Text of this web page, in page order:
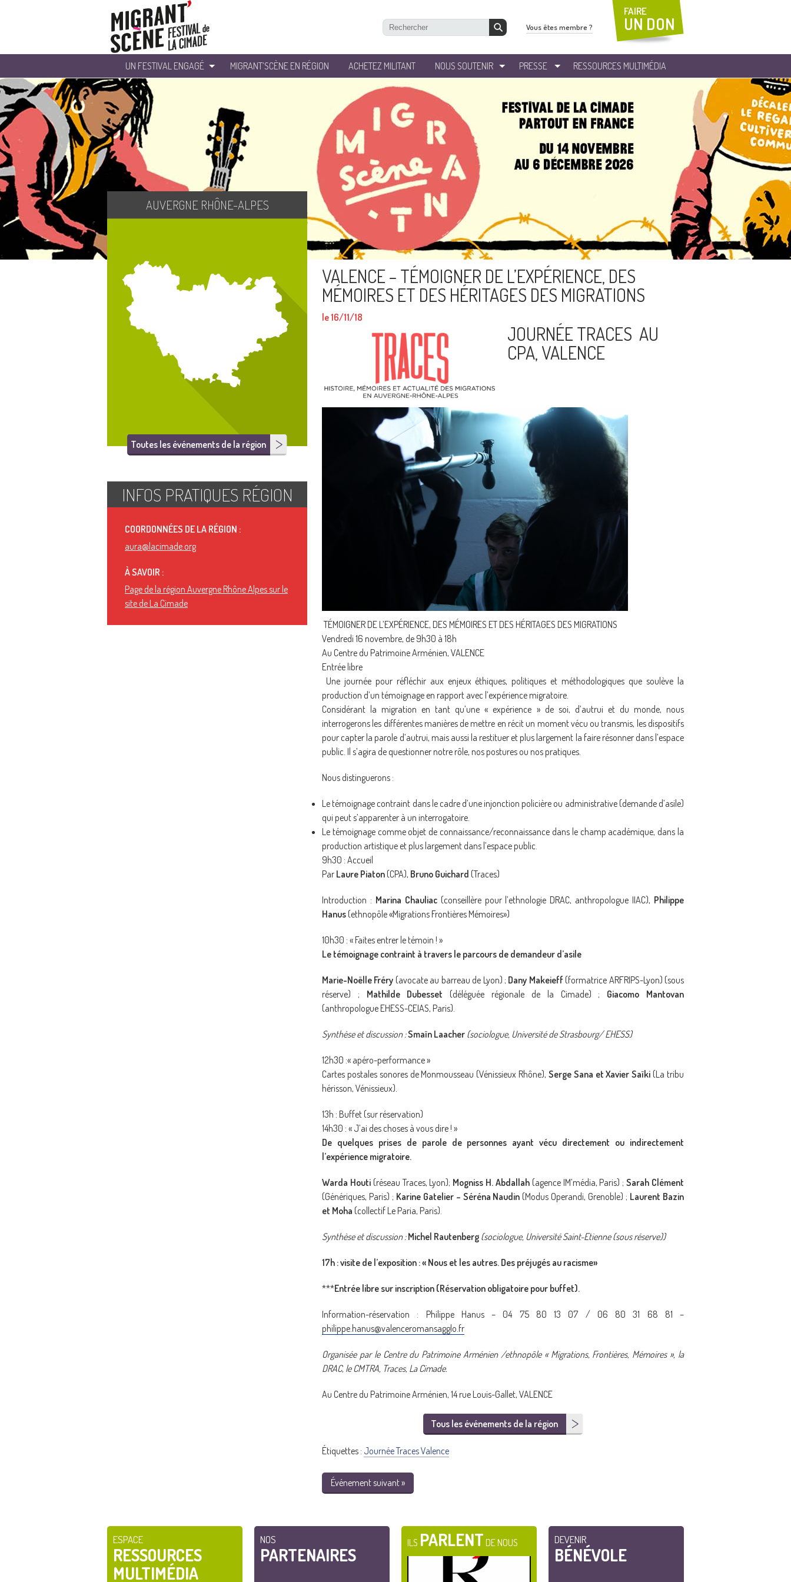
UN FESTIVAL ENGAGÉ MIGRANT’SCÈNE EN RÉGION ACHETEZ MILITANT NOUS SOUTENIR PRESSE RESSOURCES MULTIMÉDIA
Vous êtes membre ?
FAIRE
UN DON
VALENCE – TÉMOIGNER DE L’EXPÉRIENCE, DES
MÉMOIRES ET DES HÉRITAGES DES MIGRATIONS
le 16/11/18
JOURNÉE TRACES AU
CPA, VALENCE
TÉMOIGNER DE L’EXPÉRIENCE, DES MÉMOIRES ET DES HÉRITAGES DES MIGRATIONS
Vendredi 16 novembre, de 9h30 à 18h
Au Centre du Patrimoine Arménien, VALENCE
Entrée libre
Une journée pour réfléchir aux enjeux éthiques, politiques et méthodologiques que soulève la
production d’un témoignage en rapport avec l’expérience migratoire.
Considérant la migration en tant qu’une « expérience » de soi, d’autrui et du monde, nous
interrogerons les différentes manières de mettre en récit un moment vécu ou transmis, les dispositifs
pour capter la parole d’autrui, mais aussi la restituer et plus largement la faire résonner dans l’espace
public. Il s’agira de questionner notre rôle, nos postures ou nos pratiques.
Nous distinguerons :
Le témoignage contraint dans le cadre d’une injonction policière ou administrative (demande d’asile)
qui peut s’apparenter à un interrogatoire.
Le témoignage comme objet de connaissance/reconnaissance dans le champ académique, dans la
production artistique et plus largement dans l’espace public.
9h30 : Accueil
Par Laure Piaton (CPA), Bruno Guichard (Traces)
Introduction : Marina Chauliac(conseillère pour l’ethnologie DRAC, anthropologue IIAC), Philippe
Hanus (ethnopôle «Migrations Frontières Mémoires»)
10h30 : « Faites entrer le témoin ! »
Le témoignage contraint à travers le parcours de demandeur d’asile
Marie-Noëlle Fréry (avocate au barreau de Lyon) ; Dany Makeieff(formatrice ARFRIPS-Lyon) (sous
réserve) ; Mathilde Dubesset (déléguée régionale de la Cimade) ; Giacomo Mantovan
(anthropologue EHESS-CEIAS, Paris).
Synthèse et discussion :Smaïn Laacher (sociologue, Université de Strasbourg/ EHESS)
12h30 :« apéro-performance »
Cartes postales sonores de Monmousseau (Vénissieux Rhône), Serge Sana et Xavier Saïki (La tribu
hérisson, Vénissieux).
13h : Buffet (sur réservation)
14h30 : « J’ai des choses à vous dire ! »
De quelques prises de parole de personnes ayant vécu directement ou indirectement
l’expérience migratoire.
Warda Houti(réseau Traces, Lyon); Mogniss H. Abdallah(agence IM’média, Paris) ;Sarah Clément
(Génériques, Paris) ; Karine Gatelier – Séréna Naudin (Modus Operandi, Grenoble) ; Laurent Bazin
et Moha (collectif Le Paria, Paris).
Synthèse et discussion :Michel Rautenberg (sociologue, Université Saint-Etienne (sous réserve))
17h : visite de l’exposition : « Nous et les autres. Des préjugés au racisme»
***Entrée libre sur inscription (Réservation obligatoire pour buffet).
Information-réservation : Philippe Hanus – 04 75 80 13 07 / 06 80 31 68 81 –
philippe.hanus@valenceromansagglo.fr
Organisée par le Centre du Patrimoine Arménien /ethnopôle « Migrations, Frontières, Mémoires », la
DRAC, le CMTRA, Traces, La Cimade.
Au Centre du Patrimoine Arménien, 14 rue Louis-Gallet, VALENCE
Tous les événements de la région
Étiquettes : Journée Traces Valence
Événement suivant »
AUVERGNE RHÔNE-ALPES
Toutes les événements de la région
INFOS PRATIQUES RÉGION
COORDONNÉES DE LA RÉGION :
aura@lacimade.org
À SAVOIR :
Page de la région Auvergne Rhône Alpes sur le
site de La Cimade
ESPACE
RESSOURCES
MULTIMÉDIA
NOS
PARTENAIRES
ILS PARLENT DE NOUS DEVENIR
BÉNÉVOLE